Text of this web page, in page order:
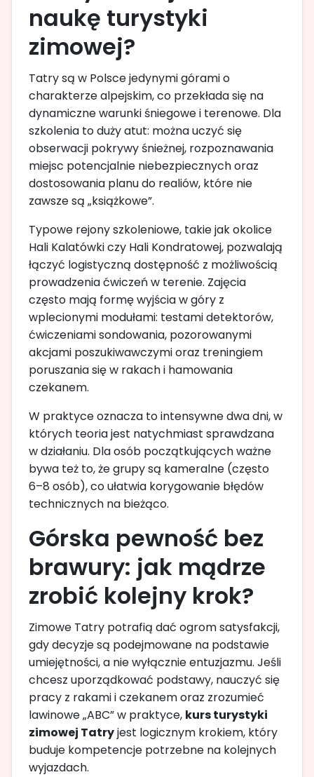
naukę turystyki
zimowej?
Tatry są w Polsce jedynymi górami o
charakterze alpejskim, co przekłada się na
dynamiczne warunki śniegowe i terenowe. Dla
szkolenia to duży atut: można uczyć się
obserwacji pokrywy śnieżnej, rozpoznawania
miejsc potencjalnie niebezpiecznych oraz
dostosowania planu do realiów, które nie
zawsze są „książkowe”.
Typowe rejony szkoleniowe, takie jak okolice
Hali Kalatówki czy Hali Kondratowej, pozwalają
łączyć logistyczną dostępność z możliwością
prowadzenia ćwiczeń w terenie. Zajęcia
często mają formę wyjścia w góry z
wplecionymi modułami: testami detektorów,
ćwiczeniami sondowania, pozorowanymi
akcjami poszukiwawczymi oraz treningiem
poruszania się w rakach i hamowania
czekanem.
W praktyce oznacza to intensywne dwa dni, w
których teoria jest natychmiast sprawdzana
w działaniu. Dla osób początkujących ważne
bywa też to, że grupy są kameralne (często
6–8 osób), co ułatwia korygowanie błędów
technicznych na bieżąco.
Górska pewność bez
brawury: jak mądrze
zrobić kolejny krok?
Zimowe Tatry potrafią dać ogrom satysfakcji,
gdy decyzje są podejmowane na podstawie
umiejętności, a nie wyłącznie entuzjazmu. Jeśli
chcesz uporządkować podstawy, nauczyć się
pracy z rakami i czekanem oraz zrozumieć
lawinowe „ABC” w praktyce, kurs turystyki
zimowej Tatryjest logicznym krokiem, który
buduje kompetencje potrzebne na kolejnych
wyjazdach.